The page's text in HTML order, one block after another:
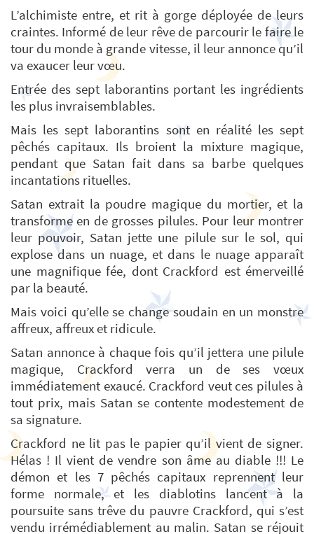
L’alchimiste entre, et rit à gorge déployée de leurs
craintes. Informé de leur rêve de parcourir le faire le
tour du monde à grande vitesse, il leur annonce qu’il
va exaucer leur vœu.
Entrée des sept laborantins portant les ingrédients
les plus invraisemblables.
Mais les sept laborantins sont en réalité les sept
pêchés capitaux. Ils broient la mixture magique,
pendant que Satan fait dans sa barbe quelques
incantations rituelles.
Satan extrait la poudre magique du mortier, et la
transforme en de grosses pilules. Pour leur montrer
leur pouvoir, Satan jette une pilule sur le sol, qui
explose dans un nuage, et dans le nuage apparaît
une magnifique fée, dont Crackford est émerveillé
par la beauté.
Mais voici qu’elle se change soudain en un monstre
affreux, affreux et ridicule.
Satan annonce à chaque fois qu’il jettera une pilule
magique, Crackford verra un de ses vœux
immédiatement exaucé. Crackford veut ces pilules à
tout prix, mais Satan se contente modestement de
sa signature.
Crackford ne lit pas le papier qu’il vient de signer.
Hélas ! Il vient de vendre son âme au diable !!! Le
démon et les 7 pêchés capitaux reprennent leur
forme normale, et les diablotins lancent à la
poursuite sans trêve du pauvre Crackford, qui s’est
vendu irrémédiablement au malin. Satan se réjouit